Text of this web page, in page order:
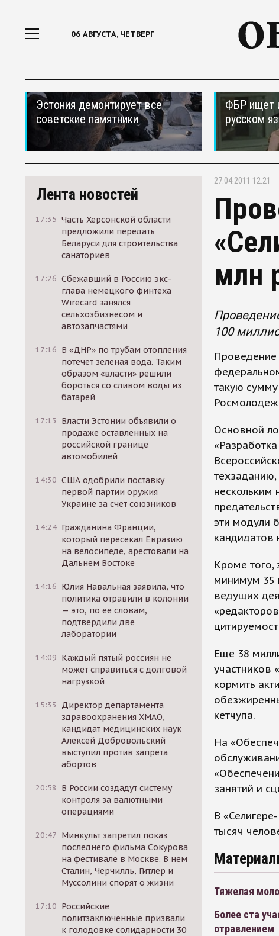
06 АВГУСТА, ЧЕТВЕРГ
Эстония демонтирует все
советские памятники
ФБР ищет
русском
Лента новостей
17:35 Часть Херсонской области
предложили передать
Беларуси для строительства
санаториев
17:26 Сбежавший в Россию экс-
глава немецкого финтеха
Wirecard занялся
сельхозбизнесом и
автозапчастями
17:16 В «ДНР» по трубам отопления
потечет зеленая вода. Таким
образом «власти» решили
бороться со сливом воды из
батарей
17:13
Власти Эстонии объявили о
продаже оставленных на
российской границе
автомобилей
14:30 США одобрили поставку
первой партии оружия
Украине за счет союзников
14:24 Гражданина Франции,
который пересекал Евразию
на велосипеде, арестовали на
Дальнем Востоке
14:16 Юлия Навальная заявила, что
политика отравили в колонии
— это, по ее словам,
подтвердили две
лаборатории
14:09 Каждый пятый россиян не
может справиться с долговой
нагрузкой
15:33
Директор департамента
здравоохранения ХМАО,
кандидат медицинских наук
Алексей Добровольский
выступил против запрета
абортов
20:58
В России создадут систему
контроля за валютными
операциями
20:47 Минкульт запретил показ
последнего фильма Сокурова
на фестивале в Москве. В нем
Сталин, Черчилль, Гитлер и
Муссолини спорят о жизни
17:10 Российские
политзаключенные призвали
к голодовке солидарности 30
27.04.2011 12:21
млн
100
Проведение
такую
Основной
нескольким
эти модули
кандидатов
Кроме
минимум 35
ведущих
Еще 38
участников
кормить
кетчупа.
На
занятий и
В
тысяч
Тяжелая
Более ста
отравлением